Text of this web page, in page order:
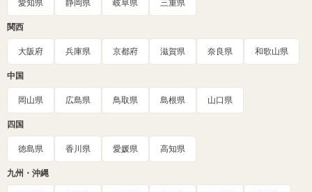
愛知県 静岡県 岐阜県 三重県
関西
大阪府 兵庫県 京都府 滋賀県 奈良県 和歌山県
中国
岡山県 広島県 鳥取県 島根県 山口県
四国
徳島県 香川県 愛媛県 高知県
九州・沖縄